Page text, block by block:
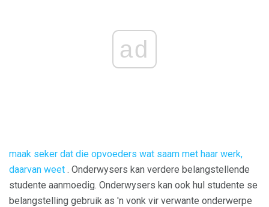
ad
maak seker dat die opvoeders wat saam met haar werk,
daarvan weet . Onderwysers kan verdere belangstellende
studente aanmoedig. Onderwysers kan ook hul studente se
belangstelling gebruik as 'n vonk vir verwante onderwerpe